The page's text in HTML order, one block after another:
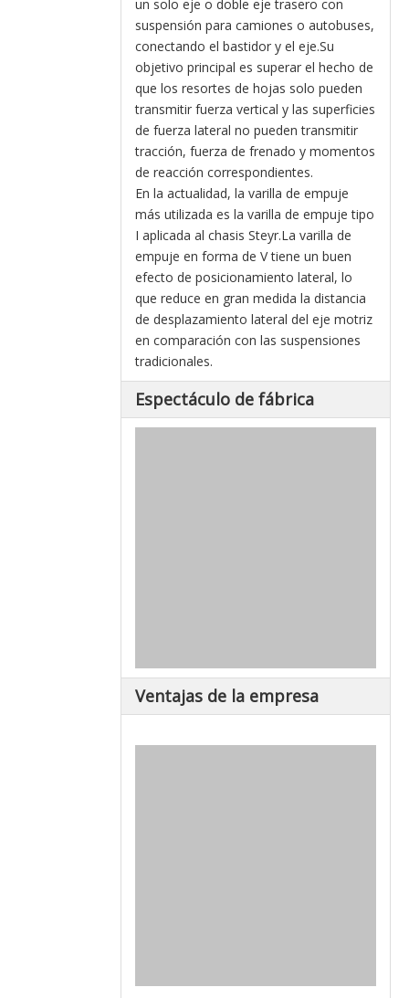
un solo eje o doble eje trasero con
suspensión para camiones o autobuses,
conectando el bastidor y el eje.Su
objetivo principal es superar el hecho de
que los resortes de hojas solo pueden
transmitir fuerza vertical y las superficies
de fuerza lateral no pueden transmitir
tracción, fuerza de frenado y momentos
de reacción correspondientes.
En la actualidad, la varilla de empuje
más utilizada es la varilla de empuje tipo
I aplicada al chasis Steyr.La varilla de
empuje en forma de V tiene un buen
efecto de posicionamiento lateral, lo
que reduce en gran medida la distancia
de desplazamiento lateral del eje motriz
en comparación con las suspensiones
tradicionales.
Espectáculo de fábrica
Ventajas de la empresa